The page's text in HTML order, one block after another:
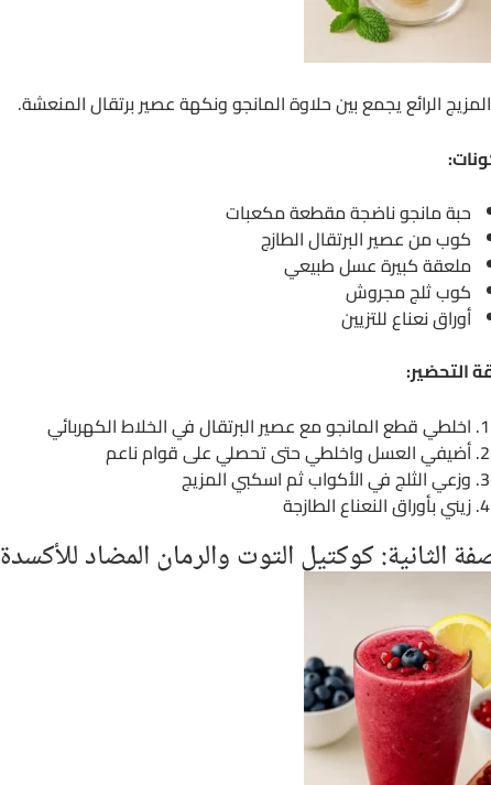
الرائع يجمع بين حلاوة المانجو ونكهة عصير برتقال المنعشة.
حبة مانجو ناضجة مقطعة مكعبات
كوب من عصير البرتقال الطازج
ملعقة كبيرة عسل طبيعي
كوب ثلج مجروش
أوراق نعناع للتزيين
التحضير:
اخلطي قطع المانجو مع عصير البرتقال في الخلاط الكهربائي
أضيفي العسل واخلطي حتى تحصلي على قوام ناعم
وزعي الثلج في الأكواب ثم اسكبي المزيج
زيني بأوراق النعناع الطازجة
الثانية: كوكتيل التوت والرمان المضاد للأكسدة